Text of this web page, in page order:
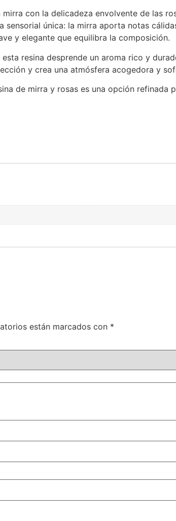
con la delicadeza envolvente de las
única: la mirra aporta notas
y elegante que equilibra la composición.
resina desprende un aroma rico y
y crea una atmósfera acogedora y
de mirra y rosas es una opción refinada
están marcados con *